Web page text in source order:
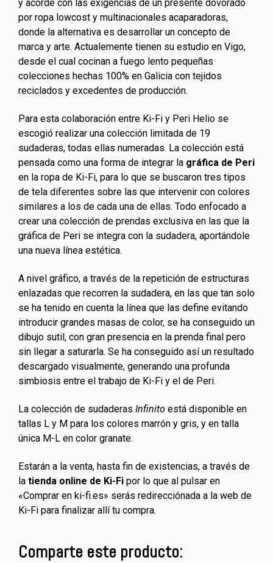
y acorde con las exigencias de un presente dovorado
por ropa lowcost y multinacionales acaparadoras,
donde la alternativa es desarrollar un concepto de
marca y arte. Actualemente tienen su estudio en Vigo,
desde el cual cocinan a fuego lento pequeñas
colecciones hechas 100% en Galicia con tejidos
reciclados y excedentes de producción.
Para esta colaboración entre Ki-Fi y Peri Helio se
escogió realizar una colección limitada de 19
sudaderas, todas ellas numeradas. La colección está
pensada como una forma de integrar la gráfica de Peri
en la ropa de Ki-Fi, para lo que se buscaron tres tipos
de tela diferentes sobre las que intervenir con colores
similares a los de cada una de ellas. Todo enfocado a
crear una colección de prendas exclusiva en las que la
gráfica de Peri se integra con la sudadera, aportándole
una nueva línea estética.
A nivel gráfico, a través de la repetición de estructuras
enlazadas que recorren la sudadera, en las que tan solo
se ha tenido en cuenta la línea que las define evitando
introducir grandes masas de color, se ha conseguido un
dibujo sutil, con gran presencia en la prenda final pero
sin llegar a saturarla. Se ha conseguido así un resultado
descargado visualmente, generando una profunda
simbiosis entre el trabajo de Ki-Fi y el de Peri.
La colección de sudaderas Infinito está disponible en
tallas L y M para los colores marrón y gris, y en talla
única M-L en color granate.
Estarán a la venta, hasta fin de existencias, a través de
la tienda online de Ki-Fi por lo que al pulsar en
«Comprar en ki-fi.es» serás redirecciónada a la web de
Ki-Fi para finalizar allí tu compra.
Comparte este producto: